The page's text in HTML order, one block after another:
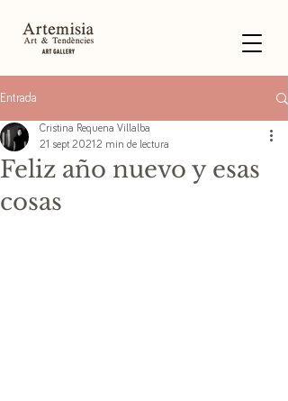
Entrada
Feliz año nuevo y esas
cosas
Cristina Requena Villalba
21 sept 2021 2 min de lectura